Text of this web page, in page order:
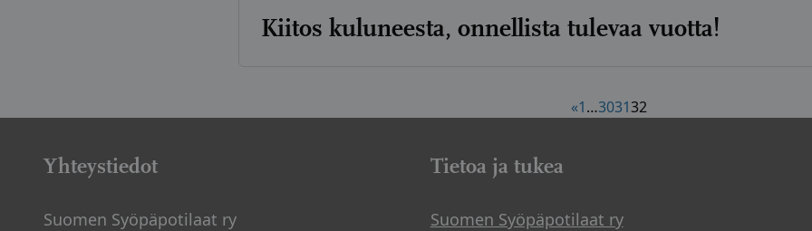
Kiitos kuluneesta, onnellista tulevaa vuotta!
Artikkelien
«1…303132
Yhteystiedot
Suomen Syöpäpotilaat ry
Tietoa ja tukea
Suomen Syöpäpotilaat ry